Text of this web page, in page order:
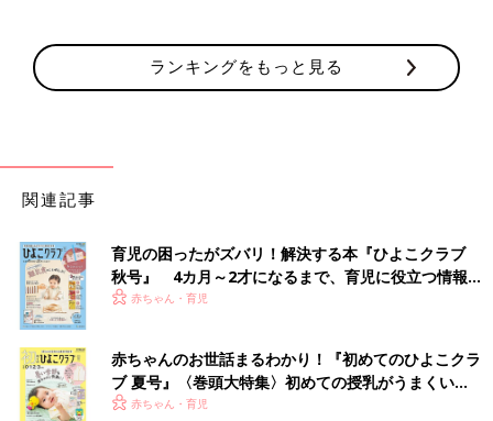
週間以上、ノロウイルスは3～7日間（長い場合は、3週間以上〜
1カ月）にわたってウイルスが出続けます。
ぐったりしている場合はすぐに受診を
ウイルス性胃腸炎に感染すると、嘔吐→下痢の順で症状が出るこ
とが多いです。発熱を伴うこともあります。保育園など集団保育
の場で、ウイルス性胃腸炎が流行しているときに、嘔吐や下痢な
どの症状が出た場合は、感染している可能性が高いと考えられま
す。
「ウイルス性胃腸炎には特効薬がありません。夜間などですぐに
ランキングをもっと見る
関連記事
育児の困ったがズバリ！解決する本『ひよこクラブ
秋号』 4カ月～2才になるまで、育児に役立つ情報が
いっぱい！
赤ちゃん・育児
赤ちゃんのお世話まるわかり！『初めてのひよこクラ
ブ 夏号』〈巻頭大特集〉初めての授乳がうまくい
く！ おっぱい・ミルクの基本と夏のトラブル 解決テ
赤ちゃん・育児